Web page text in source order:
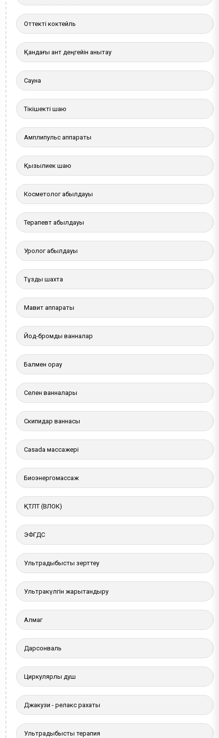
Оттекті коктейль
Қандағы қант деңгейін анықтау
Сауна
Тікішекті шаю
Амплипульс аппараты
Қызылиек шаю
Косметолог қабылдауы
Терапевт қабылдауы
Уролог қабылдауы
Тұзды шахта
Мавит аппараты
Йод-бромды ванналар
Балмен орау
Селен ванналары
Скипидар ваннасы
Casada массажері
Биоэнергомассаж
ҚТЛТ (ВЛОК)
ЭФГДС
Ультрадыбыстық зерттеу
Ультракүлгін жарықтандыру
Алмаг
Дарсонваль
Циркулярлы душ
Джакузи - релакс рахаты
Ультрадыбыстық терапия